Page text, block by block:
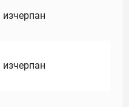
изчерпан
изчерпан